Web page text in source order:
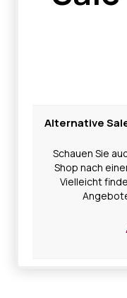
Alternative
Schauen Sie
Shop nach
Vielleicht